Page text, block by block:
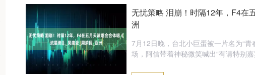
无忧策略 泪崩！时隔12年，F4在
洲
7月12日晚，台北小巨蛋被一片名为“
场，阿信带着神秘微笑喊出“有请特别